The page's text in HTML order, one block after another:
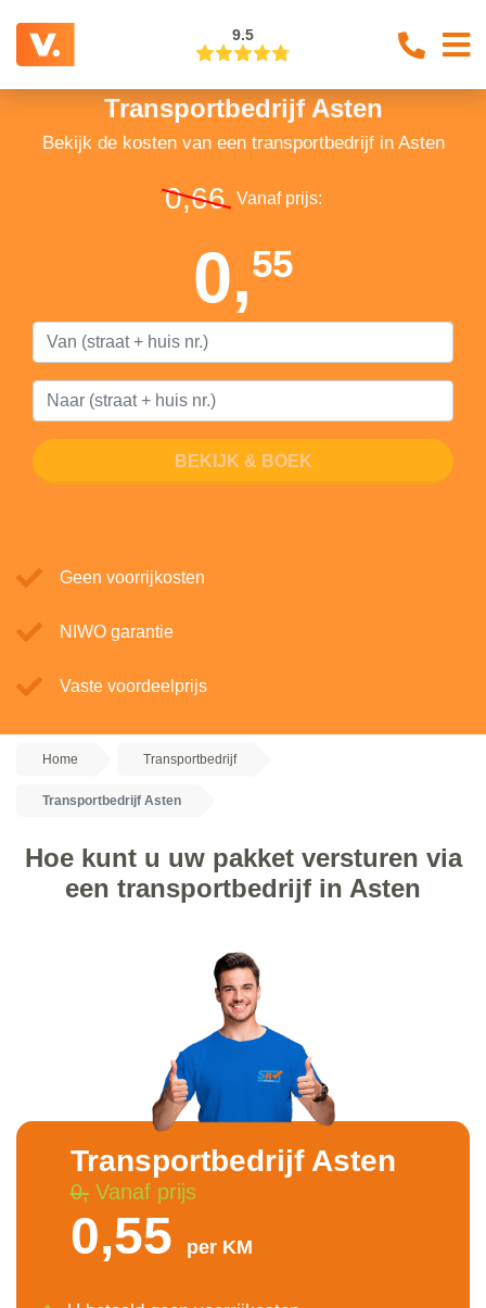
9.5
Transportbedrijf Asten
Bekijk de kosten van een transportbedrijf in Asten
0,66 Vanaf prijs:
0,55
BEKIJK & BOEK
Geen voorrijkosten
NIWO garantie
Vaste voordeelprijs
Home Transportbedrijf
Transportbedrijf Asten
Hoe kunt u uw pakket versturen via
een transportbedrijf in Asten
Transportbedrijf Asten
0,Vanaf prijs
0,55 per KM